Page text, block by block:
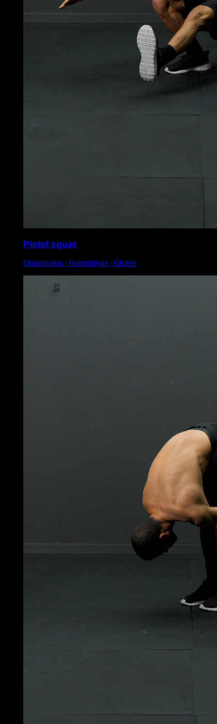
Pistol squat
Quadriceps ∙ Hamstrings ∙ Glutes